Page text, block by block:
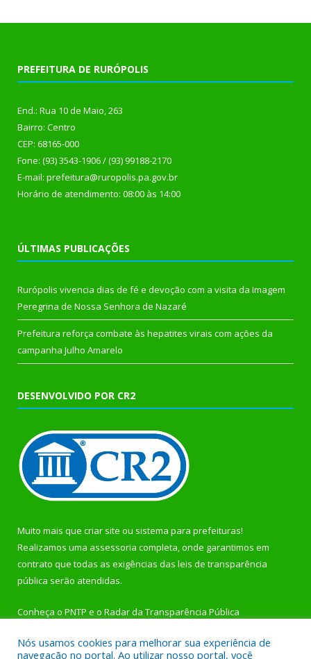
PREFEITURA DE RURÓPOLIS
End.: Rua 10 de Maio, 263
Bairro: Centro
CEP: 68165-000
Fone: (93) 3543-1906 / (93) 99188-2170
E-mail: prefeitura@ruropolis.pa.gov.br
Horário de atendimento: 08:00 às 14:00
ÚLTIMAS PUBLICAÇÕES
Rurópolis vivencia dias de fé e devoção com a visita da Imagem
Peregrina de Nossa Senhora de Nazaré
Prefeitura reforça combate às hepatites virais com ações da
campanha Julho Amarelo
DESENVOLVIDO POR CR2
Muito mais que criar site ou sistema para prefeituras!
Realizamos uma assessoria completa, onde garantimos em
contrato que todas as exigências das leis de transparência
pública serão atendidas.
Conheça o PNTP e o Radar da Transparência Pública
Nós usamos cookies para melhorar sua experiência de
navegação no portal. Ao utilizar nosso portal, você